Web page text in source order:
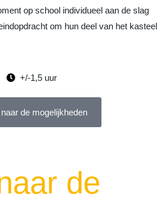
op school individueel aan de slag
om hun deel van het kasteel
+/-1,5 uur
de mogelijkheden
de